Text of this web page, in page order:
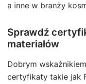
a inne w branży
Sprawdź
materiałów
Dobrym
certyfikaty takie jak